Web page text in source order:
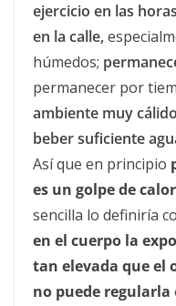
ejercicio en las
en la calle,
húmedos;
permanecer por
ambiente muy
beber suficiente
Así que en principio
es un golpe decalor
sencilla lo definiría
en el cuerpo la
tan elevada que el
no puede regularla